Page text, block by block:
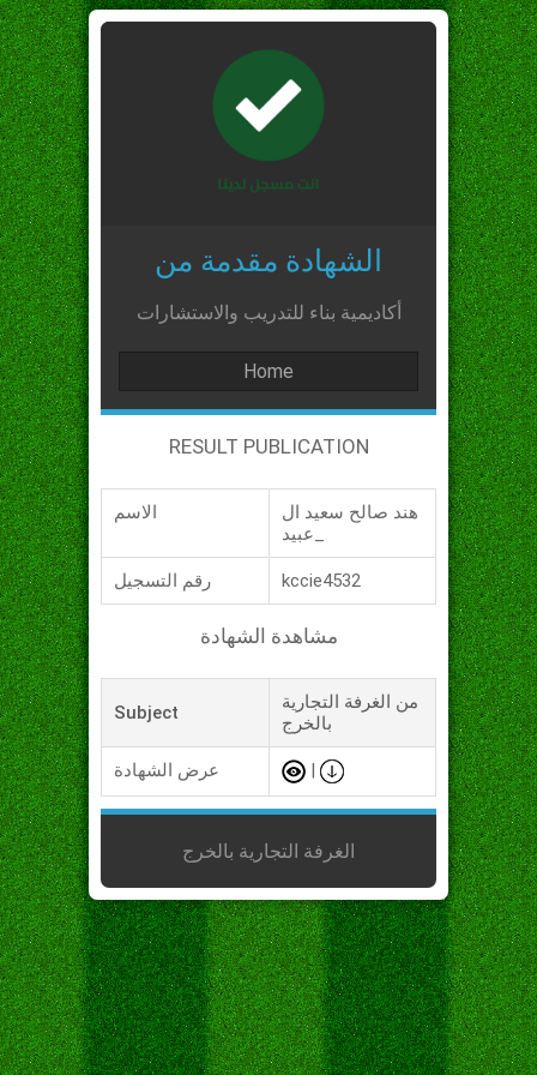
الشهادة مقدمة من
أكاديمية بناء للتدريب والاستشارات
Home
RESULT PUBLICATION
الاسم
هند صالح سعيد ال
رقم التسجيل kccie4532
مشاهدة الشهادة
Subject
من الغرفة التجارية
بالخرج
عرض الشهادة
الغرفة التجارية بالخرج